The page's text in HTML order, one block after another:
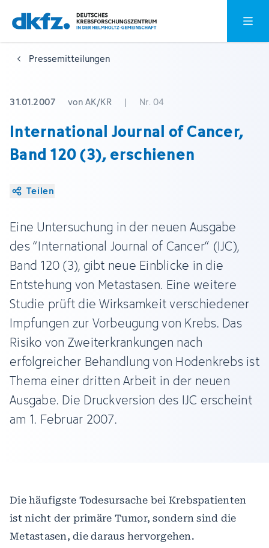
Zum
Hauptinhalt
springen
Zur
Fußzeile
springen
Pressemitteilungen
31.01.2007 von AK/KR | Nr. 04
International Journal of Cancer,
Band 120 (3), erschienen
Teilen
Eine Untersuchung in der neuen Ausgabe
des “International Journal of Cancer“ (IJC),
Band 120 (3), gibt neue Einblicke in die
Entstehung von Metastasen. Eine weitere
Studie prüft die Wirksamkeit verschiedener
Impfungen zur Vorbeugung von Krebs. Das
Risiko von Zweiterkrankungen nach
erfolgreicher Behandlung von Hodenkrebs ist
Thema einer dritten Arbeit in der neuen
Ausgabe. Die Druckversion des IJC erscheint
am 1. Februar 2007.
Die häufigste Todesursache bei Krebspatienten
ist nicht der primäre Tumor, sondern sind die
Metastasen, die daraus hervorgehen.